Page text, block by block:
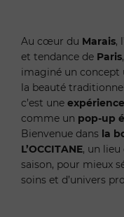
Au cœur du Marais,
et tendance de Paris,
imaginé un concept
la beauté
c’est une
comme un pop-up
Bienvenue dans la
L’OCCITANE, un
saison, pour mieux
soins et d’univers